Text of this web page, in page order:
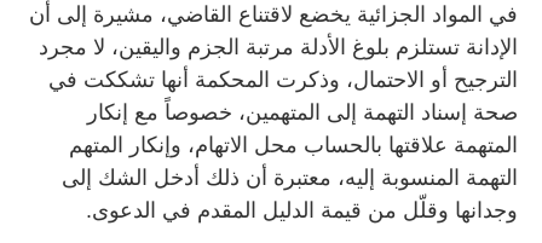
في المواد الجزائية يخضع لاقتناع القاضي، مشيرة إلى أن
الإدانة تستلزم بلوغ الأدلة مرتبة الجزم واليقين، لا مجرد
الترجيح أو الاحتمال، وذكرت المحكمة أنها تشككت في
صحة إسناد التهمة إلى المتهمين، خصوصاً مع إنكار
المتهمة علاقتها بالحساب محل الاتهام، وإنكار المتهم
التهمة المنسوبة إليه، معتبرة أن ذلك أدخل الشك إلى
وجدانها وقلّل من قيمة الدليل المقدم في الدعوى.